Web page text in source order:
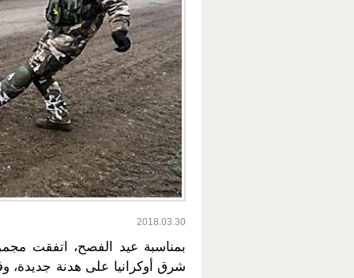
2018.03.30
بمناسبة عيد الفصح، اتفقت
شرق أوكرانيا على هدنة جديدة،